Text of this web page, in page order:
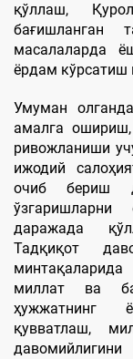
қўллаш,
бағишланган
масалаларда
ёрдам кўрсатиш
Умуман
амалга
ривожланиши
ижодий
очиб бериш
ўзгаришларни
даражада
Тадқиқот
миллат ва
ҳужжатнинг
қувватлаш,